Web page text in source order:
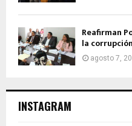
Reafirman
la
agosto 7,
INSTAGRAM